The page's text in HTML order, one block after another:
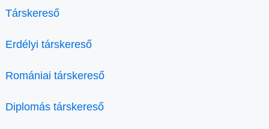
Társkereső
Erdélyi társkereső
Romániai társkereső
Diplomás társkereső